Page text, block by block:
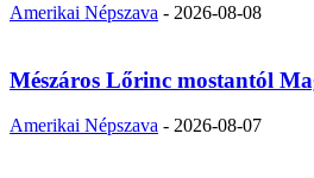
Amerikai Népszava - 2026-08-08
Mészáros Lőrinc mostantól
Amerikai Népszava - 2026-08-07